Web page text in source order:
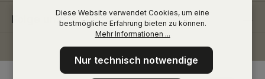
Folge uns
Diese Website verwendet Cookies, um eine
bestmögliche Erfahrung bieten zu können.
Mehr Informationen ...
Nur technisch notwendige